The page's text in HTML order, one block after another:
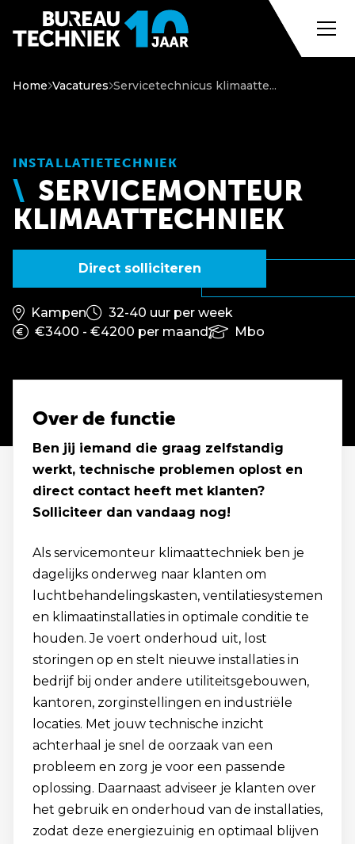
Home Vacatures Servicetechnicus klimaatte...
INSTALLATIETECHNIEK
SERVICEMONTEUR
KLIMAATTECHNIEK
Direct solliciteren
Kampen
32-40 uur per week
€3400 - €4200 per maand
Mbo
Over de functie
Ben jij iemand die graag zelfstandig
werkt, technische problemen oplost en
direct contact heeft met klanten?
Solliciteer dan vandaag nog!
Als servicemonteur klimaattechniek ben je
dagelijks onderweg naar klanten om
luchtbehandelingskasten, ventilatiesystemen
en klimaatinstallaties in optimale conditie te
houden. Je voert onderhoud uit, lost
storingen op en stelt nieuwe installaties in
bedrijf bij onder andere utiliteitsgebouwen,
kantoren, zorginstellingen en industriële
locaties. Met jouw technische inzicht
achterhaal je snel de oorzaak van een
probleem en zorg je voor een passende
oplossing. Daarnaast adviseer je klanten over
het gebruik en onderhoud van de installaties,
zodat deze energiezuinig en optimaal blijven